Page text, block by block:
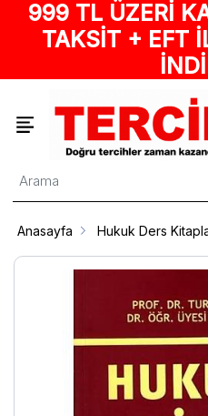
999 TL ÜZERİ
TAKSİT + EFT
Anasayfa Hukuk Ders